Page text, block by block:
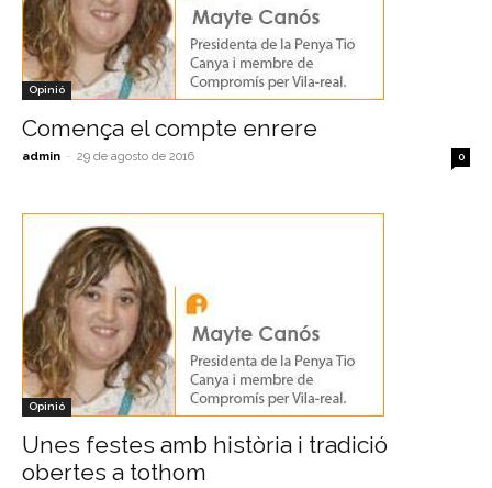
Opinió
Comença el compte enrere
admin - 29 de agosto de 2016 0
Opinió
Unes festes amb història i tradició
obertes a tothom